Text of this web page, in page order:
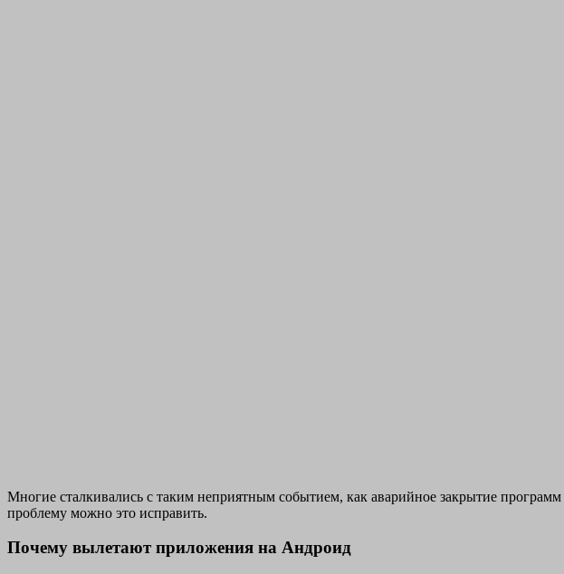
Многие сталкивались с таким неприятным событием, как аварийное закрытие
проблему можно это исправить.
Почему вылетают приложения на Андроид